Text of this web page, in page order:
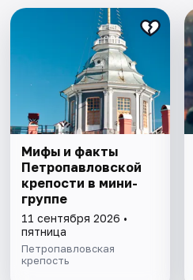
Мифы и факты
Петропавловской
крепости в мини-
группе
11 сентября 2026 •
пятница
Петропавловская
крепость